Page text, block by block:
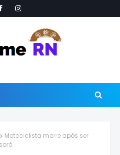
Motociclista morre após ser